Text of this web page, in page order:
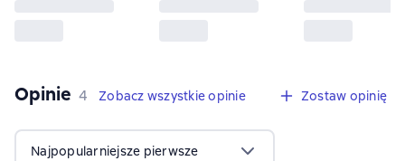
Opinie 4 opinie
4 Zobacz wszystkie opinie Zostaw opinię
Najpopularniejsze pierwsze